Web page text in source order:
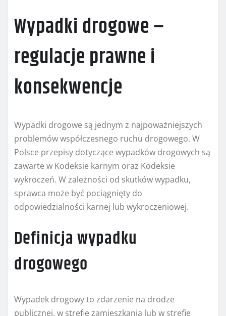
Wypadki drogowe –
regulacje prawne i
konsekwencje
Wypadki drogowe są jednym z najpoważniejszych
problemów współczesnego ruchu drogowego. W
Polsce przepisy dotyczące wypadków drogowych są
zawarte w Kodeksie karnym oraz Kodeksie
wykroczeń. W zależności od skutków wypadku,
sprawca może być pociągnięty do
odpowiedzialności karnej lub wykroczeniowej.
Definicja wypadku
drogowego
Wypadek drogowy to zdarzenie na drodze
publicznej, w strefie zamieszkania lub w strefie